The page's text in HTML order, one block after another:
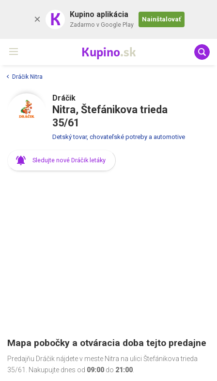
K Kupino aplikácia
Zadarmo v Google Play
Nainštalovať
Kupino.sk
Dráčik Nitra
Dráčik
Nitra, Štefánikova trieda
35/61
Detský tovar, chovateľské potreby a automotive
Sledujte nové Dráčik letáky
Mapa pobočky a otváracia doba tejto predajne
Predajňu Dráčik nájdete v meste Nitra na ulici Štefánikova trieda
35/61. Nakupujte dnes od 09:00 do 21:00.